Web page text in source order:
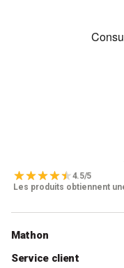
4.5/5
Les produits obtiennent
Mathon
Qui sommes-nous ?
Service client